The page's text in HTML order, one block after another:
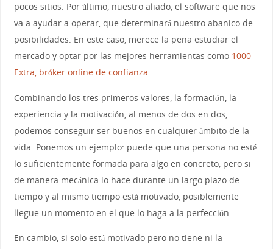
pocos sitios. Por último, nuestro aliado, el software que nos
va a ayudar a operar, que determinará nuestro abanico de
posibilidades. En este caso, merece la pena estudiar el
mercado y optar por las mejores herramientas como 1000
Extra, bróker online de confianza.
Combinando los tres primeros valores, la formación, la
experiencia y la motivación, al menos de dos en dos,
podemos conseguir ser buenos en cualquier ámbito de la
vida. Ponemos un ejemplo: puede que una persona no esté
lo suficientemente formada para algo en concreto, pero si
de manera mecánica lo hace durante un largo plazo de
tiempo y al mismo tiempo está motivado, posiblemente
llegue un momento en el que lo haga a la perfección.
En cambio, si solo está motivado pero no tiene ni la